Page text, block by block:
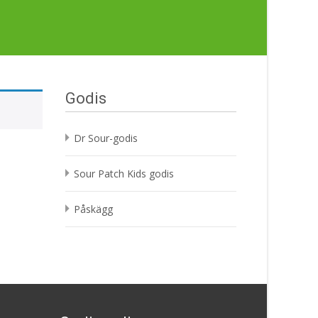
Godis
Dr Sour-godis
Sour Patch Kids godis
Påskägg